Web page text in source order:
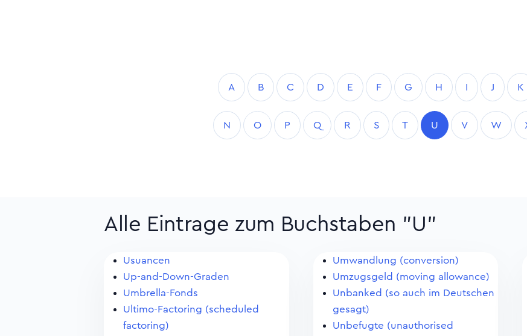
A B C D E F G H I J K
N O P Q R S T U V W
Alle Eintrage zum Buchstaben "U"
Usuancen
Up-and-Down-Graden
Umbrella-Fonds
Ultimo-Factoring (scheduled
factoring)
Umwandlung (conversion)
Umzugsgeld (moving allowance)
Unbanked (so auch im Deutschen
gesagt)
Unbefugte (unauthorised